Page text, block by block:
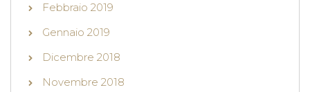
Febbraio 2019
Gennaio 2019
Dicembre 2018
Novembre 2018